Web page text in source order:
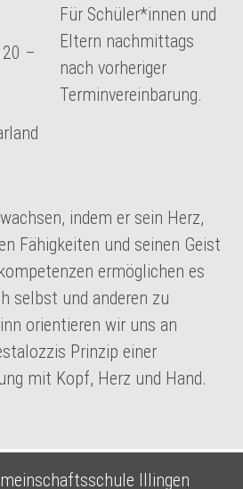
–
Für Schüler*innen und
Eltern nachmittags
nach vorheriger
Terminvereinbarung.
indem er sein Herz,
Fähigkeiten und seinen Geist
ermöglichen es
selbst und anderen zu
orientieren wir uns an
Prinzip einer
mit Kopf, Herz und Hand.
Illingen